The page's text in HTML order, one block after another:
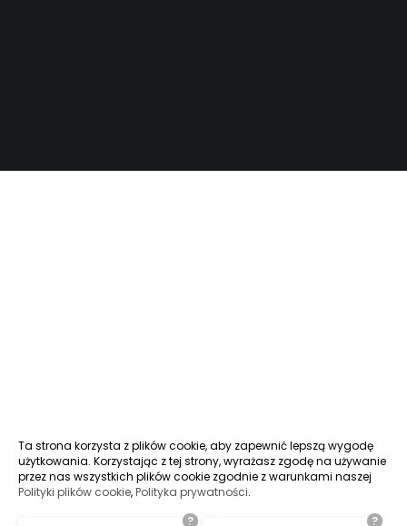
Ta strona korzysta z plików cookie, aby zapewnić lepszą wygodę
użytkowania. Korzystając z tej strony, wyrażasz zgodę na używanie
przez nas wszystkich plików cookie zgodnie z warunkami naszej
Polityki plików cookie,Polityka prywatności.
?
?